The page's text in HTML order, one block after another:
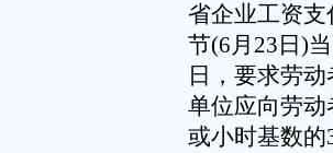
省企业工资
节(6月23日)
日，要求劳
单位应向劳
或小时基数的